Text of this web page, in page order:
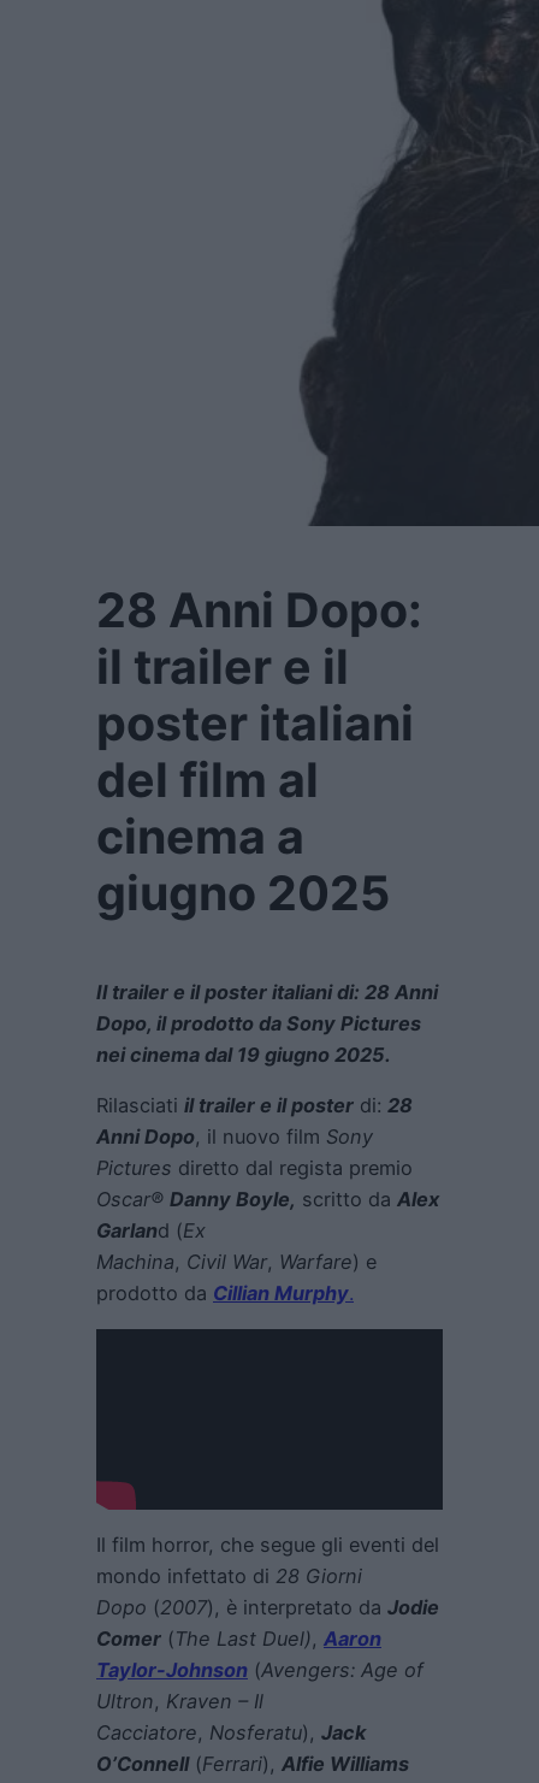
28 Anni Dopo:
il trailer e il
poster italiani
del film al
cinema a
giugno 2025
Il trailer e il poster italiani di: 28 Anni
Dopo, il prodotto da Sony Pictures
nei cinema dal 19 giugno 2025.
Rilasciati il trailer e il poster di: 28
Anni Dopo, il nuovo film Sony
Pictures diretto dal regista premio
Oscar® Danny Boyle, scritto da Alex
Garland (Ex
Machina, Civil War, Warfare) e
prodotto da Cillian Murphy.
Il film horror, che segue gli eventi del
mondo infettato di 28 Giorni
Dopo (2007), è interpretato da Jodie
Comer (The Last Duel), Aaron
Taylor-Johnson (Avengers: Age of
Ultron, Kraven – Il
Cacciatore, Nosferatu), Jack
O’Connell(Ferrari), Alfie Williams